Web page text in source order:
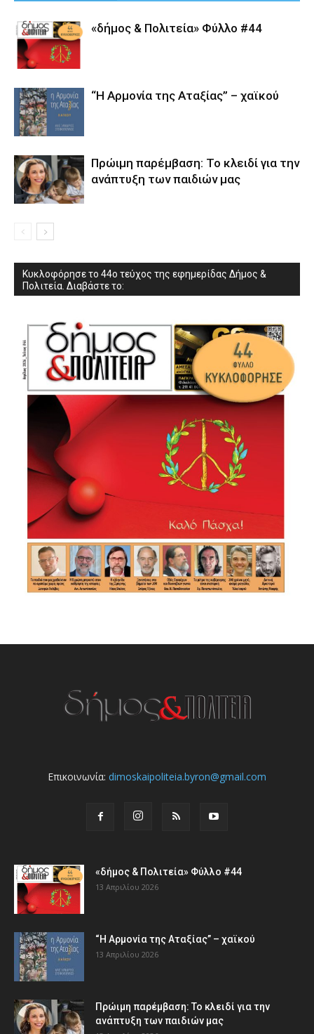
«δήμος & Πολιτεία» Φύλλο #44
“Η Αρμονία της Αταξίας” – χαϊκού
Πρώιμη παρέμβαση: Το κλειδί για την
ανάπτυξη των παιδιών µας
Κυκλοφόρησε το 44ο τεύχος της εφημερίδας Δήμος &
Πολιτεία. Διαβάστε το:
Επικοινωνία: dimoskaipoliteia.byron@gmail.com
«δήμος & Πολιτεία» Φύλλο #44
13 Απριλίου 2026
“Η Αρμονία της Αταξίας” – χαϊκού
13 Απριλίου 2026
Πρώιμη παρέμβαση: Το κλειδί για την
ανάπτυξη των παιδιών µας